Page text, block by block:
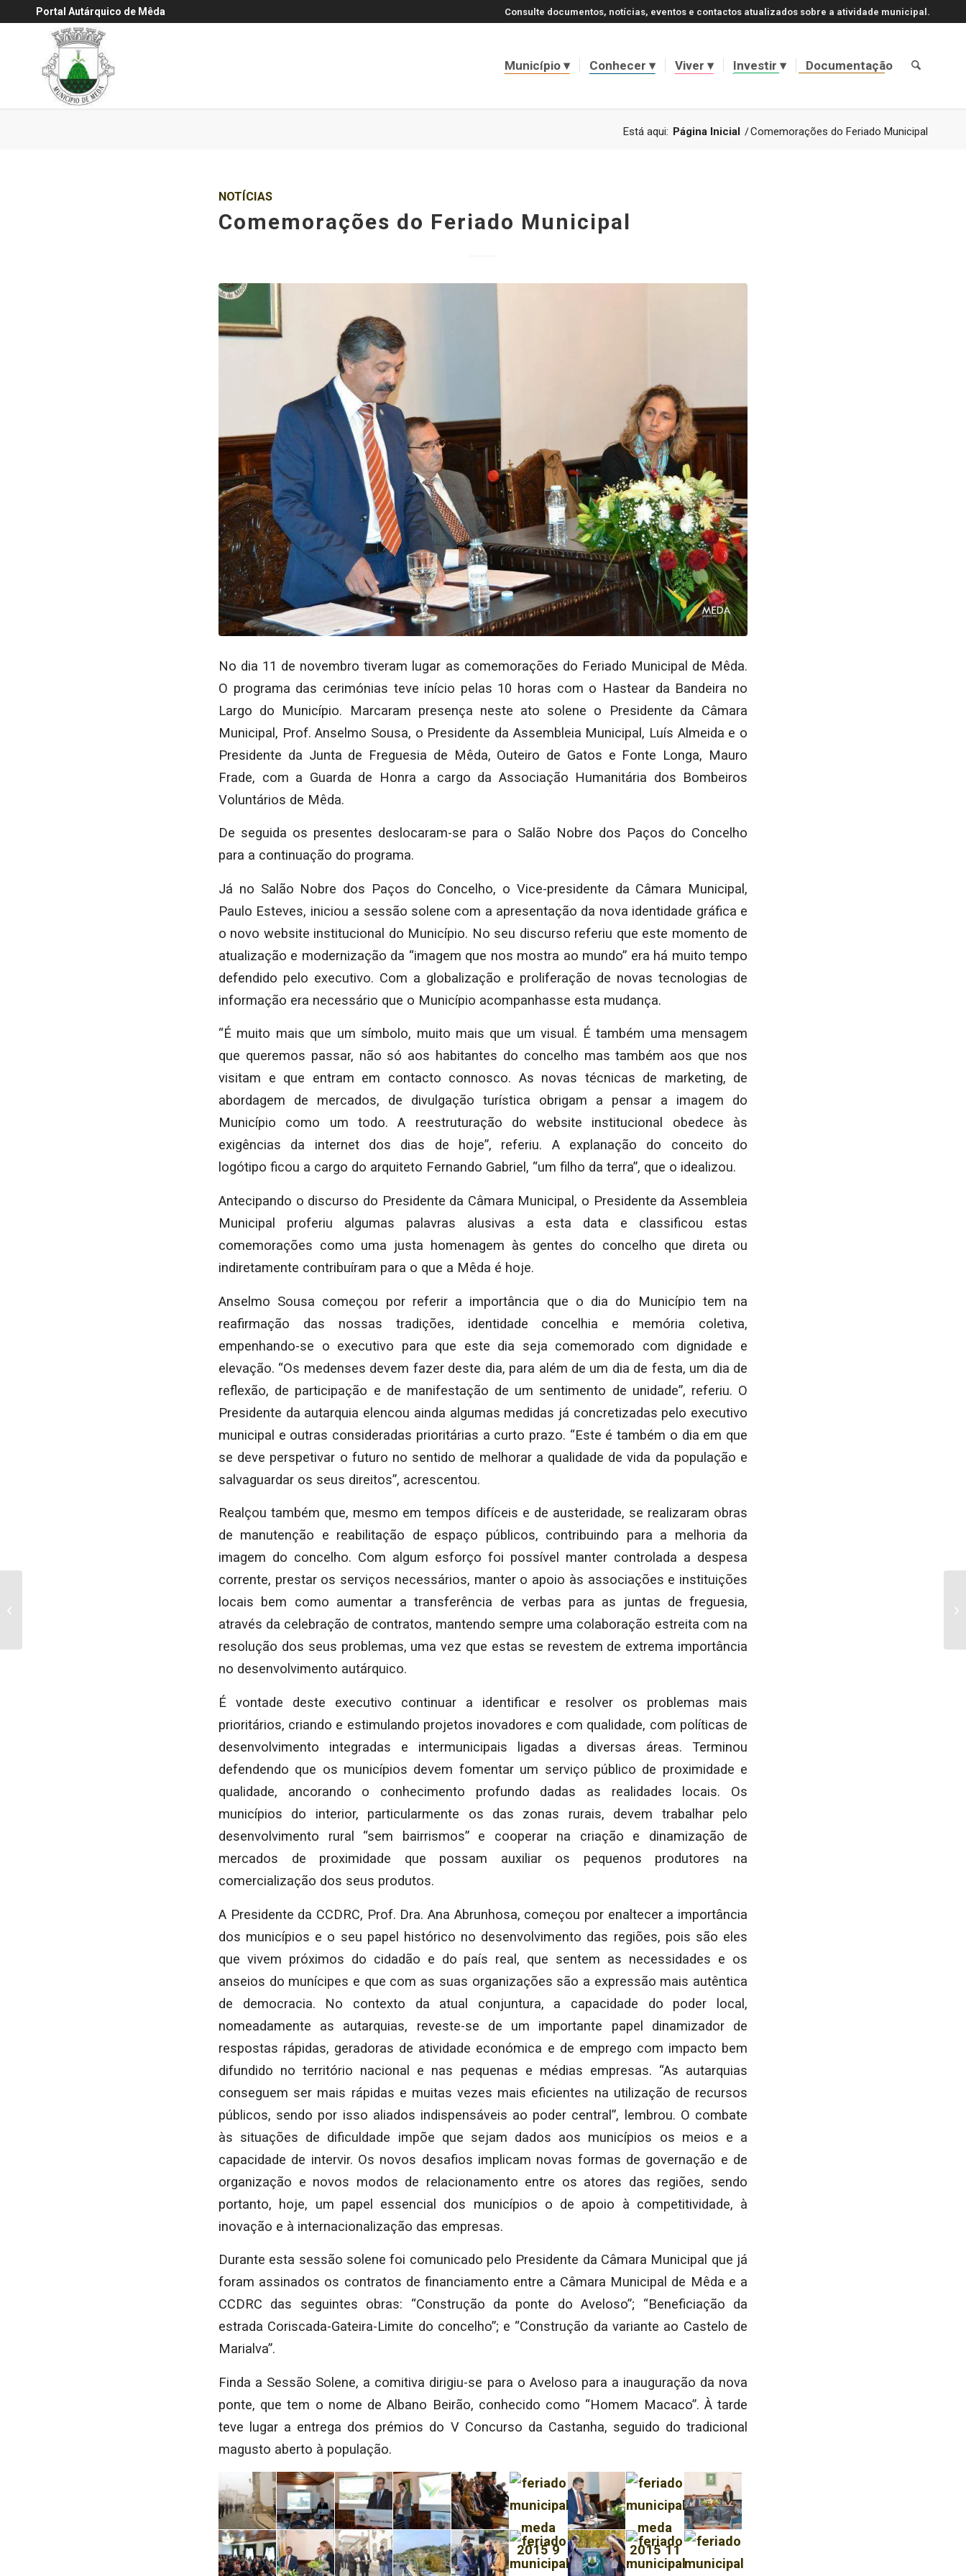
Portal Autárquico de Mêda Consulte documentos, notícias, eventos e contactos atualizados sobre a atividade municipal.
Município Conhecer Viver Investir Documentação
Está aqui: Página Inicial /Comemorações do Feriado Municipal
NOTÍCIAS
Comemorações do Feriado Municipal
No dia 11 de novembro tiveram lugar as comemorações do Feriado Municipal de Mêda.
O programa das cerimónias teve início pelas 10 horas com o Hastear da Bandeira no
Largo do Município. Marcaram presença neste ato solene o Presidente da Câmara
Municipal, Prof. Anselmo Sousa, o Presidente da Assembleia Municipal, Luís Almeida e o
Presidente da Junta de Freguesia de Mêda, Outeiro de Gatos e Fonte Longa, Mauro
Frade, com a Guarda de Honra a cargo da Associação Humanitária dos Bombeiros
Voluntários de Mêda.
De seguida os presentes deslocaram-se para o Salão Nobre dos Paços do Concelho
para a continuação do programa.
Já no Salão Nobre dos Paços do Concelho, o Vice-presidente da Câmara Municipal,
Paulo Esteves, iniciou a sessão solene com a apresentação da nova identidade gráfica e
o novo website institucional do Município. No seu discurso referiu que este momento de
atualização e modernização da “imagem que nos mostra ao mundo” era há muito tempo
defendido pelo executivo. Com a globalização e proliferação de novas tecnologias de
informação era necessário que o Município acompanhasse esta mudança.
“É muito mais que um símbolo, muito mais que um visual. É também uma mensagem
que queremos passar, não só aos habitantes do concelho mas também aos que nos
visitam e que entram em contacto connosco. As novas técnicas de marketing, de
abordagem de mercados, de divulgação turística obrigam a pensar a imagem do
Município como um todo. A reestruturação do website institucional obedece às
exigências da internet dos dias de hoje”, referiu. A explanação do conceito do
logótipo ficou a cargo do arquiteto Fernando Gabriel, “um filho da terra”, que o idealizou.
Antecipando o discurso do Presidente da Câmara Municipal, o Presidente da Assembleia
Municipal proferiu algumas palavras alusivas a esta data e classificou estas
comemorações como uma justa homenagem às gentes do concelho que direta ou
indiretamente contribuíram para o que a Mêda é hoje.
Anselmo Sousa começou por referir a importância que o dia do Município tem na
reafirmação das nossas tradições, identidade concelhia e memória coletiva,
empenhando-se o executivo para que este dia seja comemorado com dignidade e
elevação. “Os medenses devem fazer deste dia, para além de um dia de festa, um dia de
reflexão, de participação e de manifestação de um sentimento de unidade”, referiu. O
Presidente da autarquia elencou ainda algumas medidas já concretizadas pelo executivo
municipal e outras consideradas prioritárias a curto prazo. “Este é também o dia em que
se deve perspetivar o futuro no sentido de melhorar a qualidade de vida da população e
salvaguardar os seus direitos”, acrescentou.
Realçou também que, mesmo em tempos difíceis e de austeridade, se realizaram obras
de manutenção e reabilitação de espaço públicos, contribuindo para a melhoria da
imagem do concelho. Com algum esforço foi possível manter controlada a despesa
corrente, prestar os serviços necessários, manter o apoio às associações e instituições
locais bem como aumentar a transferência de verbas para as juntas de freguesia,
através da celebração de contratos, mantendo sempre uma colaboração estreita com na
resolução dos seus problemas, uma vez que estas se revestem de extrema importância
no desenvolvimento autárquico.
É vontade deste executivo continuar a identificar e resolver os problemas mais
prioritários, criando e estimulando projetos inovadores e com qualidade, com políticas de
desenvolvimento integradas e intermunicipais ligadas a diversas áreas. Terminou
defendendo que os municípios devem fomentar um serviço público de proximidade e
qualidade, ancorando o conhecimento profundo dadas as realidades locais. Os
municípios do interior, particularmente os das zonas rurais, devem trabalhar pelo
desenvolvimento rural “sem bairrismos” e cooperar na criação e dinamização de
mercados de proximidade que possam auxiliar os pequenos produtores na
comercialização dos seus produtos.
A Presidente da CCDRC, Prof. Dra. Ana Abrunhosa, começou por enaltecer a importância
dos municípios e o seu papel histórico no desenvolvimento das regiões, pois são eles
que vivem próximos do cidadão e do país real, que sentem as necessidades e os
anseios do munícipes e que com as suas organizações são a expressão mais autêntica
de democracia. No contexto da atual conjuntura, a capacidade do poder local,
nomeadamente as autarquias, reveste-se de um importante papel dinamizador de
respostas rápidas, geradoras de atividade económica e de emprego com impacto bem
difundido no território nacional e nas pequenas e médias empresas. “As autarquias
conseguem ser mais rápidas e muitas vezes mais eficientes na utilização de recursos
públicos, sendo por isso aliados indispensáveis ao poder central”, lembrou. O combate
às situações de dificuldade impõe que sejam dados aos municípios os meios e a
capacidade de intervir. Os novos desafios implicam novas formas de governação e de
organização e novos modos de relacionamento entre os atores das regiões, sendo
portanto, hoje, um papel essencial dos municípios o de apoio à competitividade, à
inovação e à internacionalização das empresas.
Durante esta sessão solene foi comunicado pelo Presidente da Câmara Municipal que já
foram assinados os contratos de financiamento entre a Câmara Municipal de Mêda e a
CCDRC das seguintes obras: “Construção da ponte do Aveloso”; “Beneficiação da
estrada Coriscada-Gateira-Limite do concelho”; e “Construção da variante ao Castelo de
Marialva”.
Finda a Sessão Solene, a comitiva dirigiu-se para o Aveloso para a inauguração da nova
ponte, que tem o nome de Albano Beirão, conhecido como “Homem Macaco”. À tarde
teve lugar a entrega dos prémios do V Concurso da Castanha, seguido do tradicional
magusto aberto à população.